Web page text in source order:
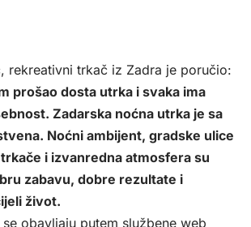
rekreativni trkač iz Zadra je poručio:
prošao dosta utrka i svaka ima
Zadarska noćna utrka je sa
Noćni ambijent, gradske ulice
i izvanredna atmosfera su
zabavu, dobre rezultate i
život.
obavljaju putem službene web